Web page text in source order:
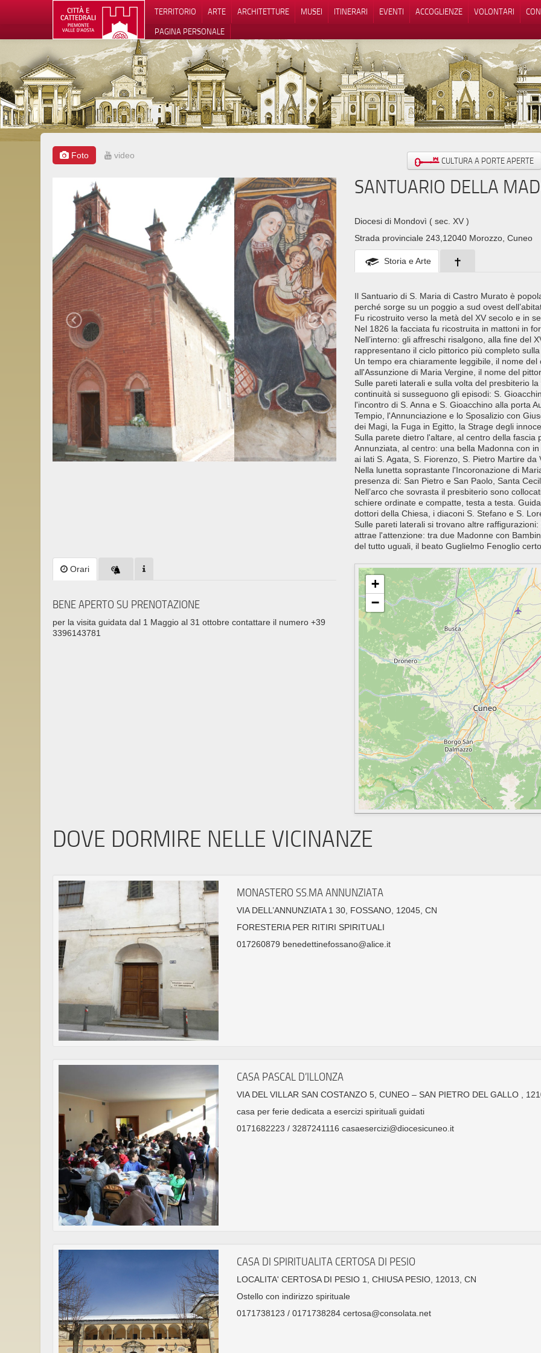
TERRITORIO ARTE ARCHITETTURE MUSEI ITINERARI EVENTI ACCOGLIENZE VOLONTARI
PAGINA PERSONALE
Foto video CULTURA A PORTE APERTE
SANTUARIO DELLA
Diocesi di Mondovì ( sec. XV )
Strada provinciale 243,12040 Morozzo, Cuneo
Storia e Arte
Il Santuario di S. Maria di Castro Murato è
perché sorge su un poggio a sud ovest
Fu ricostruito verso la metà del XV secolo e in
Nel 1826 la facciata fu ricostruita in mattoni in
Nell’interno: gli affreschi risalgono, alla fine del
rappresentano il ciclo pittorico più completo
Un tempo era chiaramente leggibile, il nome
all'Assunzione di Maria Vergine, il nome del
Sulle pareti laterali e sulla volta del presbiterio
continuità si susseguono gli episodi: S.
l'incontro di S. Anna e S. Gioacchino alla porta
Tempio, l'Annunciazione e lo Sposalizio con
dei Magi, la Fuga in Egitto, la Strage degli
Sulla parete dietro l'altare, al centro della
Annunziata, al centro: una bella Madonna con
ai lati S. Agata, S. Fiorenzo, S. Pietro Martire
Nella lunetta soprastante l'Incoronazione di
presenza di: San Pietro e San Paolo, Santa
Nell’arco che sovrasta il presbiterio sono
schiere ordinate e compatte, testa a testa.
dottori della Chiesa, i diaconi S. Stefano e S.
Sulle pareti laterali si trovano altre
attrae l'attenzione: tra due Madonne con
del tutto uguali, il beato Guglielmo Fenoglio
Orari
BENE APERTO SU PRENOTAZIONE
per la visita guidata dal 1 Maggio al 31 ottobre contattare il numero +39
3396143781
+
−
DOVE DORMIRE NELLE VICINANZE
MONASTERO SS.MA ANNUNZIATA
VIA DELL’ANNUNZIATA 1 30, FOSSANO, 12045, CN
FORESTERIA PER RITIRI SPIRITUALI
017260879 benedettinefossano@alice.it
CASA PASCAL D’ILLONZA
VIA DEL VILLAR SAN COSTANZO 5, CUNEO – SAN PIETRO DEL GALLO ,
casa per ferie dedicata a esercizi spirituali guidati
0171682223 / 3287241116 casaesercizi@diocesicuneo.it
CASA DI SPIRITUALITA CERTOSA DI PESIO
LOCALITA' CERTOSA DI PESIO 1, CHIUSA PESIO, 12013, CN
Ostello con indirizzo spirituale
0171738123 / 0171738284 certosa@consolata.net
Le tue preferenze relative alla